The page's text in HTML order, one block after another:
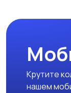
Крутите
нашем